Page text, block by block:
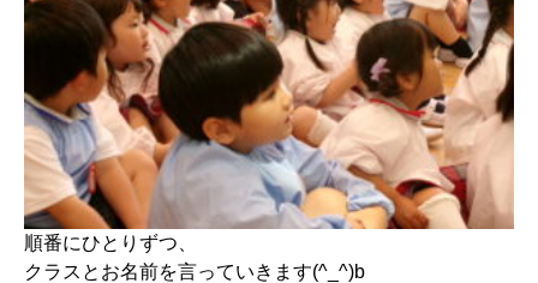
順番にひとりずつ、
クラスとお名前を言っていきます(^_^)b